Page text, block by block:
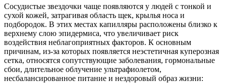
Сосудистые звездочки чаще появляются у людей с тонкой и
сухой кожей, затрагивая область щек, крылья носа и
подбородок. В этих местах капилляры расположены близко к
верхнему слою эпидермиса, что увеличивает риск
воздействия неблагоприятных факторов. К основным
причинам, из-за которых появляется неэстетичная куперозная
сетка, относятся сопутствующие заболевания, гормональные
сбои, длительное облучение ультрафиолетом,
несбалансированное питание и нездоровый образ жизни: